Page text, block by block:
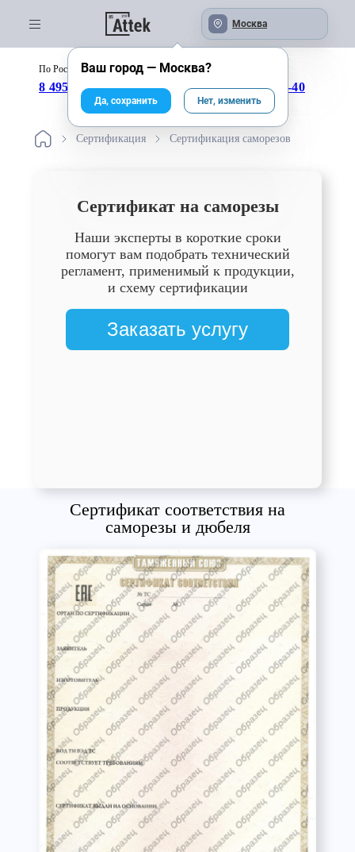
Москва
По России бесплатно:
8 495 246-04-43 8 800 333-25-40
Сертификация Сертификация саморезов
Сертификат на саморезы
Наши эксперты в короткие сроки
помогут вам подобрать технический
регламент, применимый к продукции,
и схему сертификации
Заказать услугу
Сертификат соответствия на
саморезы и дюбеля
Ваш город — Москва?
Да, сохранить Нет, изменить